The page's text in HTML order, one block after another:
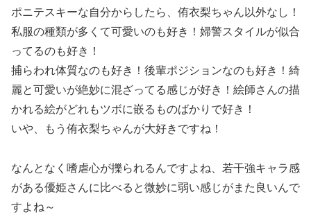
ポニテスキーな自分からしたら、侑衣梨ちゃん以外なし！
私服の種類が多くて可愛いのも好き！婦警スタイルが似合
ってるのも好き！
捕らわれ体質なのも好き！後輩ポジションなのも好き！綺
麗と可愛いが絶妙に混ざってる感じが好き！絵師さんの描
かれる絵がどれもツボに嵌るものばかりで好き！
いや、もう侑衣梨ちゃんが大好きですね！
なんとなく嗜虐心が擽られるんですよね、若干強キャラ感
がある優姫さんに比べると微妙に弱い感じがまた良いんで
すよね～